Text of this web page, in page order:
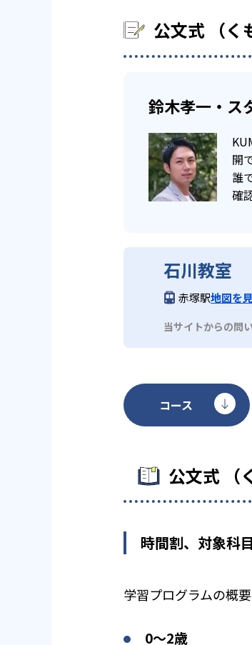
公文式 （く
鈴木孝一・ス
開
誰
確
石川教室
赤塚駅地図を
当サイトからの問
コース
公文式 （
時間割、対象科
学習プログラムの概
0〜2歳